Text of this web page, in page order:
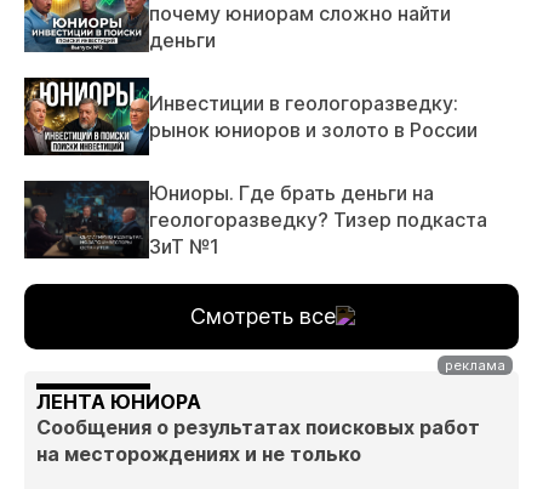
почему юниорам сложно найти
деньги
Инвестиции в геологоразведку:
рынок юниоров и золото в России
Юниоры. Где брать деньги на
геологоразведку? Тизер подкаста
ЗиТ №1
Смотреть все
ЛЕНТА ЮНИОРА
Сообщения о результатах поисковых работ
на месторождениях и не только